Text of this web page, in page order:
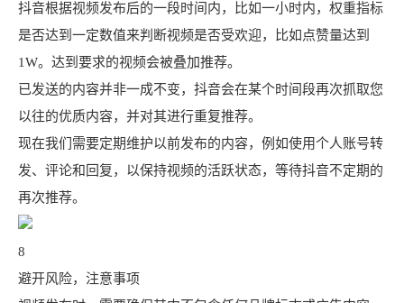
抖音根据视频发布后的一段时间内，比如一小时内，权重指标
是否达到一定数值来判断视频是否受欢迎，比如点赞量达到
1W。达到要求的视频会被叠加推荐。
已发送的内容并非一成不变，抖音会在某个时间段再次抓取您
以往的优质内容，并对其进行重复推荐。
现在我们需要定期维护以前发布的内容，例如使用个人账号转
发、评论和回复，以保持视频的活跃状态，等待抖音不定期的
再次推荐。
8
避开风险，注意事项